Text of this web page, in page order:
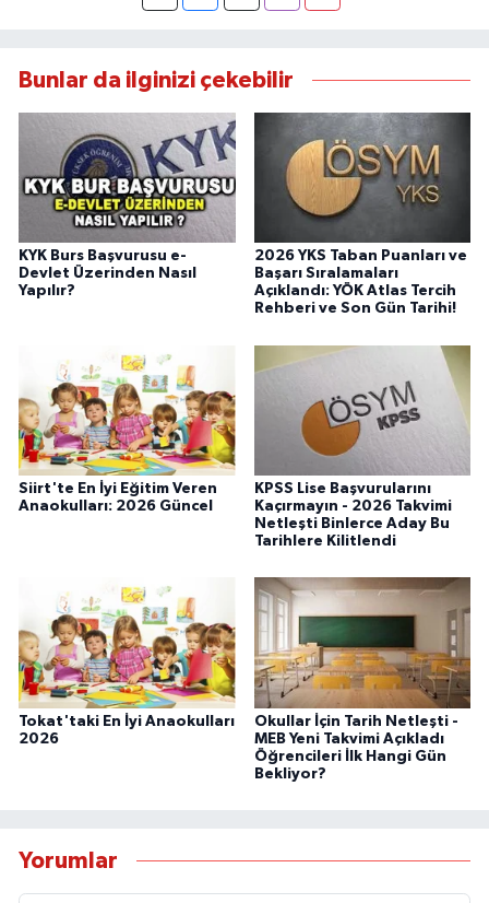
Bunlar da ilginizi çekebilir
KYK Burs Başvurusu e-
Devlet Üzerinden Nasıl
Yapılır?
2026 YKS Taban Puanları ve
Başarı Sıralamaları
Açıklandı: YÖK Atlas Tercih
Rehberi ve Son Gün Tarihi!
Siirt'te En İyi Eğitim Veren
Anaokulları: 2026 Güncel
KPSS Lise Başvurularını
Kaçırmayın - 2026 Takvimi
Netleşti Binlerce Aday Bu
Tarihlere Kilitlendi
Tokat'taki En İyi Anaokulları
2026
Okullar İçin Tarih Netleşti -
MEB Yeni Takvimi Açıkladı
Öğrencileri İlk Hangi Gün
Bekliyor?
Yorumlar